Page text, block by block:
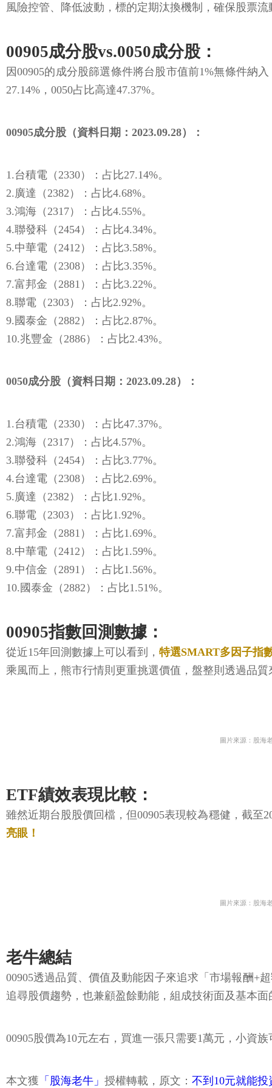
風險控管、降低波動，標的定期汰換機制，確保股票流
00905成分股vs.0050成分股：
因00905的成分股篩選條件將台股市值前1%無條件納
27.14%，0050占比高達47.37%。
00905成分股（資料日期：2023.09.28）：
1.台積電（2330）：占比27.14%。
2.廣達（2382）：占比4.68%。
3.鴻海（2317）：占比4.55%。
4.聯發科（2454）：占比4.34%。
5.中華電（2412）：占比3.58%。
6.台達電（2308）：占比3.35%。
7.富邦金（2881）：占比3.22%。
8.聯電（2303）：占比2.92%。
9.國泰金（2882）：占比2.87%。
10.兆豐金（2886）：占比2.43%。
0050成分股（資料日期：2023.09.28）：
1.台積電（2330）：占比47.37%。
2.鴻海（2317）：占比4.57%。
3.聯發科（2454）：占比3.77%。
4.台達電（2308）：占比2.69%。
5.廣達（2382）：占比1.92%。
6.聯電（2303）：占比1.92%。
7.富邦金（2881）：占比1.69%。
8.中華電（2412）：占比1.59%。
9.中信金（2891）：占比1.56%。
10.國泰金（2882）：占比1.51%。
00905指數回測數據：
從近15年回測數據上可以看到， 特選SMART多因子指
乘風而上，熊市行情則更重挑選價值，盤整則透過品
圖片來源：股海
ETF績效表現比較：
雖然近期台股股價回檔，但00905表現較為穩健，截至
亮眼！
圖片來源：股海
老牛總結
00905透過品質、價值及動能因子來追求「市場報酬+
追尋股價趨勢，也兼顧盈餘動能，組成技術面及基本
00905股價為10元左右，買進一張只需要1萬元，小資
本文獲 「股海老牛」 授權轉載，原文： 不到10元就能投